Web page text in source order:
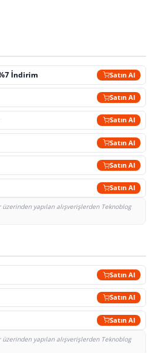
İndirim Satın Al
Satın Al
Satın Al
Satın Al
Satın Al
Satın Al
yapılan alışverişlerden Teknoblog
Satın Al
Satın Al
Satın Al
yapılan alışverişlerden Teknoblog